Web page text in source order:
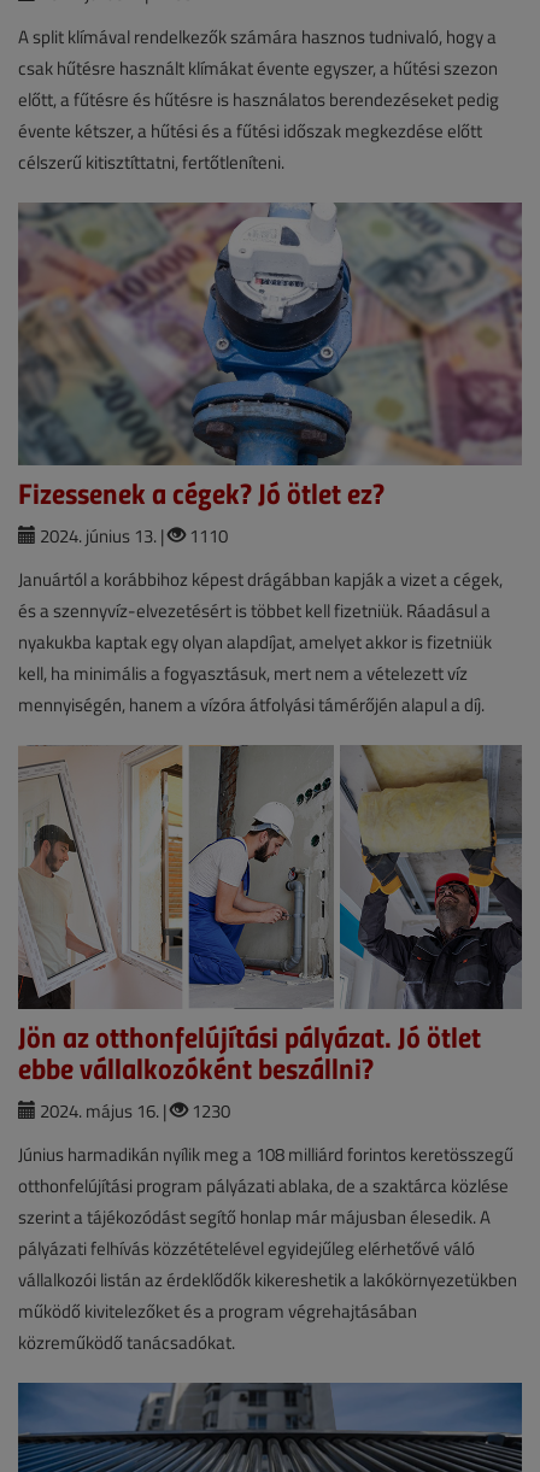
A split klímával rendelkezők számára hasznos tudnivaló, hogy a
csak hűtésre használt klímákat évente egyszer, a hűtési szezon
előtt, a fűtésre és hűtésre is használatos berendezéseket pedig
évente kétszer, a hűtési és a fűtési időszak megkezdése előtt
célszerű kitisztíttatni, fertőtleníteni.
Fizessenek a cégek? Jó ötlet ez?
2024. június 13. |
1110
Januártól a korábbihoz képest drágábban kapják a vizet a cégek,
és a szennyvíz-elvezetésért is többet kell fizetniük. Ráadásul a
nyakukba kaptak egy olyan alapdíjat, amelyet akkor is fizetniük
kell, ha minimális a fogyasztásuk, mert nem a vételezett víz
mennyiségén, hanem a vízóra átfolyási támérőjén alapul a díj.
Jön az otthonfelújítási pályázat. Jó ötlet
ebbe vállalkozóként beszállni?
2024. május 16. |
1230
Június harmadikán nyílik meg a 108 milliárd forintos keretösszegű
otthonfelújítási program pályázati ablaka, de a szaktárca közlése
szerint a tájékozódást segítő honlap már májusban élesedik. A
pályázati felhívás közzétételével egyidejűleg elérhetővé váló
vállalkozói listán az érdeklődők kikereshetik a lakókörnyezetükben
működő kivitelezőket és a program végrehajtásában
közreműködő tanácsadókat.